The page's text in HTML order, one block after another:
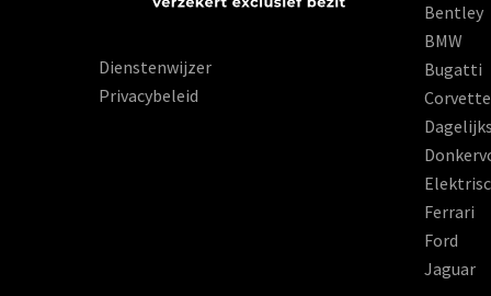
Dienstenwijzer
Privacybeleid
Bentley
BMW
Bugatti
Corvette
Ferrari
Ford
Jaguar